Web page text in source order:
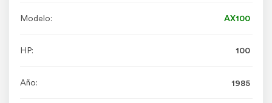
Modelo: AX100
HP: 100
Año: 1985